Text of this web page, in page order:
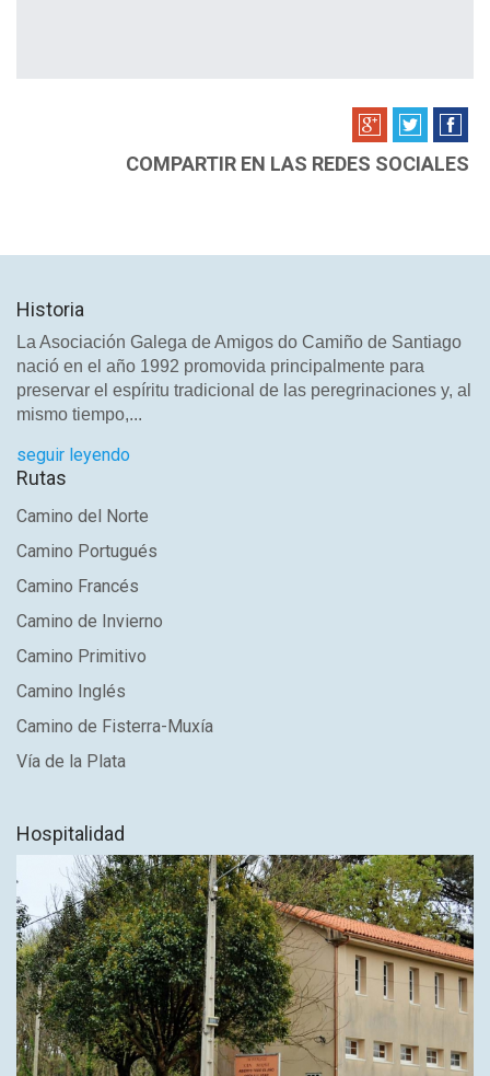
COMPARTIR EN LAS REDES SOCIALES
Historia
La Asociación Galega de Amigos do Camiño de Santiago
nació en el año 1992 promovida principalmente para
preservar el espíritu tradicional de las peregrinaciones y, al
mismo tiempo,...
seguir leyendo
Rutas
Camino del Norte
Camino Portugués
Camino Francés
Camino de Invierno
Camino Primitivo
Camino Inglés
Camino de Fisterra-Muxía
Vía de la Plata
Hospitalidad